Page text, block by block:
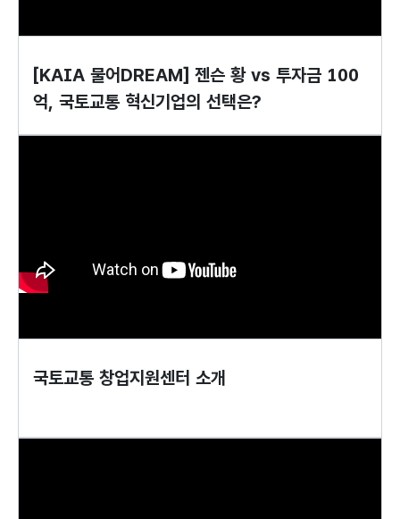
[KAIA 물어DREAM] 젠슨 황 vs 투자금 100
억, 국토교통 혁신기업의 선택은?
국토교통 창업지원센터 소개